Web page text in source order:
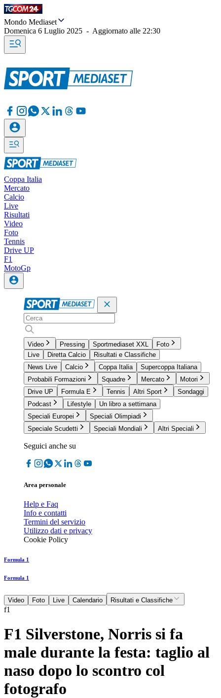
Mondo Mediaset
Domenica 6 Luglio 2025 - Aggiornato alle 22:30
Coppa Italia
Mercato
Calcio
Live
Risultati
Video
Foto
Tennis
Drive UP
F1
MotoGp
Video Pressing Sportmediaset XXL
Foto
Live
Diretta Calcio
Risultati e Classifiche
News Live
Calcio Coppa Italia
Supercoppa Italiana
Probabili Formazioni
Squadre Mercato
Motori
Drive UP
Formula E Tennis Altri Sport
Sondaggi
Podcast
Lifestyle
Un libro a settimana
Speciali Europei
Speciali Olimpiadi
Speciale Scudetti
Speciali Mondiali Altri Speciali
Seguici anche su
Area personale
Help e Faq
Info e contatti
Termini del servizio
Utilizzo dati e privacy
Cookie Policy
Formula 1
Formula 1
Video Foto Live Calendario Risultati e Classifiche
f1
F1 Silverstone, Norris si fa
male durante la festa: taglio al
naso dopo lo scontro col
fotografo